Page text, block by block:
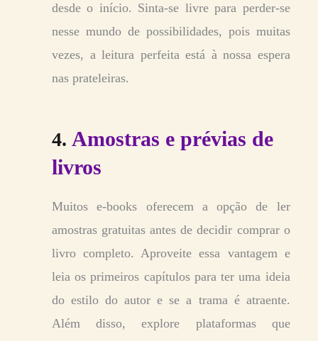
desde o início. Sinta-se livre para perder-se
nesse mundo de possibilidades, pois muitas
vezes, a leitura perfeita está à nossa espera
nas prateleiras.
4. Amostras e prévias de
livros
Muitos e-books oferecem a opção de ler
amostras gratuitas antes de decidir comprar o
livro completo. Aproveite essa vantagem e
leia os primeiros capítulos para ter uma ideia
do estilo do autor e se a trama é atraente.
Além disso, explore plataformas que